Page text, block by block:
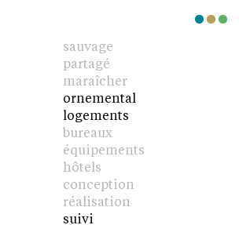
sauvage
partagé
maraîcher
ornemental
logements
bureaux
équipements
hôtels
conception
réalisation
suivi